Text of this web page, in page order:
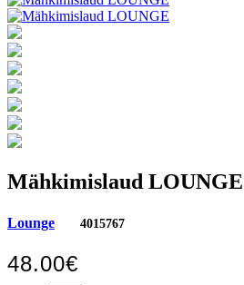
Mähkimislaud LOUNGE
Lounge 4015767
48.00€